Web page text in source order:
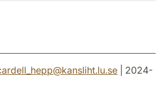
@kansliht.lu.se | 2024-